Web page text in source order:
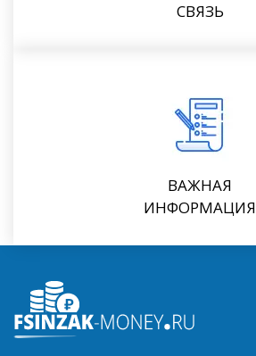
СВЯЗЬ
ВАЖНАЯ
ИНФОРМАЦИЯ